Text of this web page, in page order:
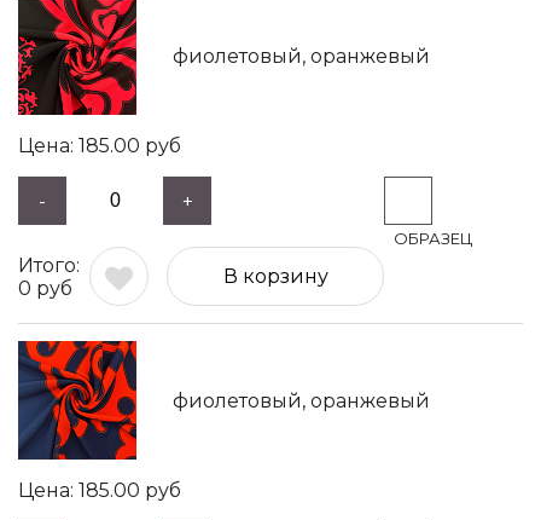
фиолетовый, оранжевый
185.00 руб
- +
0 руб
В корзину
фиолетовый, оранжевый
185.00 руб